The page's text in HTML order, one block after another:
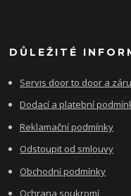
DŮLEŽITÉ
Servis door to door a
Dodací a platební
Reklamační podmínky
Odstoupit od smlouvy
Obchodní podmínky
Ochrana soukromí